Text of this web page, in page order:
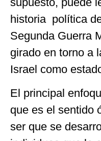
historia política
Segunda Guerra
girado en torno a
Israel como
El principal
que es el sentido
ser que se